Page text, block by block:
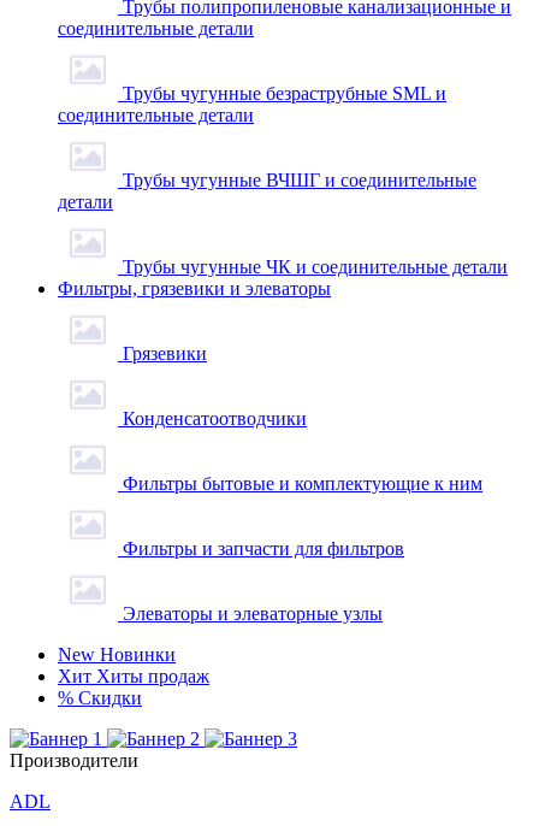
Трубы полипропиленовые канализационные и
соединительные детали
Трубы чугунные безраструбные SML и
соединительные детали
Трубы чугунные ВЧШГ и соединительные
детали
Трубы чугунные ЧК и соединительные детали
Фильтры, грязевики и элеваторы
Грязевики
Конденсатоотводчики
Фильтры бытовые и комплектующие к ним
Фильтры и запчасти для фильтров
Элеваторы и элеваторные узлы
New Новинки
Хит Хиты продаж
% Скидки
Производители
ADL